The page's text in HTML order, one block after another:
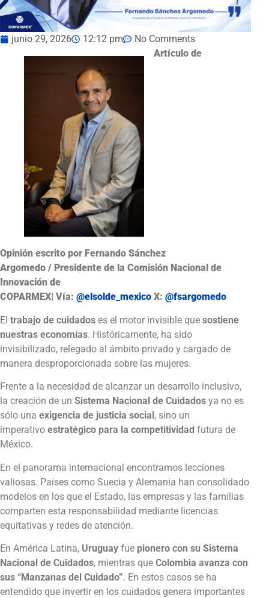
junio 29, 2026 12:12 pm
No Comments
Artículo de
Opinión escrito por Fernando Sánchez
Argomedo / Presidente de la Comisión Nacional de
Innovación de
COPARMEX | Vía: @elsolde_mexico X: @fsargomedo
El trabajo de cuidados es el motor invisible que sostiene
nuestras economías. Históricamente, ha sido
invisibilizado, relegado al ámbito privado y cargado de
manera desproporcionada sobre las mujeres.
Frente a la necesidad de alcanzar un desarrollo inclusivo,
la creación de un Sistema Nacional de Cuidados ya no es
sólo una exigencia de justicia social, sino un
imperativo estratégico para la competitividad futura de
México.
En el panorama internacional encontramos lecciones
valiosas. Países como Suecia y Alemania han consolidado
modelos en los que el Estado, las empresas y las familias
comparten esta responsabilidad mediante licencias
equitativas y redes de atención.
En América Latina, Uruguay fue pionero con su Sistema
Nacional de Cuidados, mientras que Colombia avanza con
sus “Manzanas del Cuidado”. En estos casos se ha
entendido que invertir en los cuidados genera importantes